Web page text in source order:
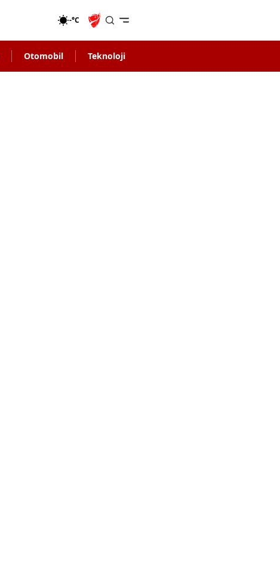
-°C
Otomobil Teknoloji